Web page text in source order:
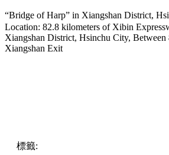
“Bridge of Harp” in Xiangshan District,
Location: 82.8 kilometers of Xibin
Xiangshan District, Hsinchu City,
Xiangshan Exit
標籤: